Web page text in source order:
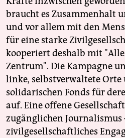
braucht es Zusammenhalt
und vor allem mit den
für eine starke
kooperiert deshalb mit
Zentrum". Die Kampagne
linke, selbstverwaltete Orte
solidarischen Fonds für
auf. Eine offene
zugänglichen Journalismus
zivilgesellschaftliches